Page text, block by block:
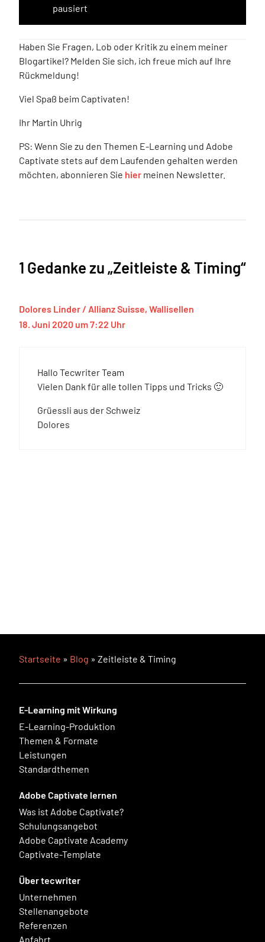
pausiert
Haben Sie Fragen, Lob oder Kritik zu einem meiner
Blogartikel? Melden Sie sich, ich freue mich auf Ihre
Rückmeldung!
Viel Spaß beim Captivaten!
Ihr Martin Uhrig
PS: Wenn Sie zu den Themen E-Learning und Adobe
Captivate stets auf dem Laufenden gehalten werden
möchten, abonnieren Sie hier meinen Newsletter.
1 Gedanke zu „Zeitleiste & Timing“
Dolores Linder / Allianz Suisse, Wallisellen
18. Juni 2020 um 7:22 Uhr
Hallo Tecwriter Team
Vielen Dank für alle tollen Tipps und Tricks 🙂
Grüessli aus der Schweiz
Dolores
Startseite » Blog » Zeitleiste & Timing
E-Learning mit Wirkung
E-Learning-Produktion
Themen & Formate
Leistungen
Standardthemen
Adobe Captivate lernen
Was ist Adobe Captivate?
Schulungsangebot
Adobe Captivate Academy
Captivate-Template
Über tecwriter
Unternehmen
Stellenangebote
Referenzen
Anfahrt